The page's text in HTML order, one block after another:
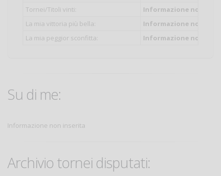
Tornei/Titoli vinti:
Informazione non
La mia vittoria più bella:
Informazione non
La mia peggior sconfitta:
Informazione non
Su di me:
Informazione non inserita
Archivio tornei disputati: